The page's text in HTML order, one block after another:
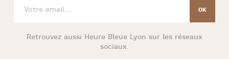
Retrouvez aussi Heure Bleue Lyon sur les réseaux
sociaux.